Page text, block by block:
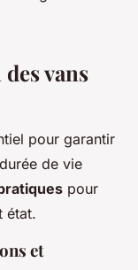
vans
pour garantir
de vie
pour
état.
et